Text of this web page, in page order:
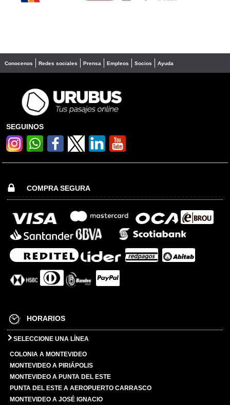
Conocenos Redes sociales Prensa Empleos Socios Ayuda
SEGUINOS
COMPRA SEGURA
HORARIOS
SELECCIONE UNA LÍNEA
COLONIA A MONTEVIDEO
MONTEVIDEO A PIRIÁPOLIS
MONTEVIDEO A PUNTA DEL ESTE
PUNTA DEL ESTE A AEROPUERTO CARRASCO
MONTEVIDEO A JOSÉ IGNACIO